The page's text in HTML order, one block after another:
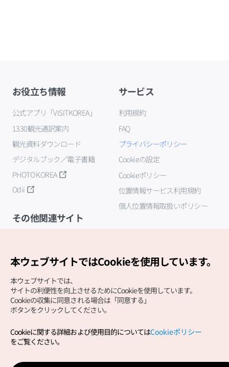
お役立ち情報
公式アプリ「VISITKOREA」
1330観光通訳案内
観光資料ダウンロード
デジタルブック／電子書籍
PHOTO KOREA
Odii
サービス
利用規約
FAQ
プライバシーポリシー
Cookieの設定
Cookieポリシー
位置情報サービス利用規約
個人位置情報取扱いポリシー
その他関連サイト
Copyright (c) Korea Tourism Organization All Rights
サイトエラー報告公式メール
本ウェブサイトではCookieを使用しています。
本ウェブサイトでは、
サイトの利便性を向上させるためにCookieを使用しています。
Cookieの収集に同意される場合は「同意する」
ボタンをクリックしてください。
Cookieに関する詳細および使用目的についてはCookieポリシー
をご覧ください。